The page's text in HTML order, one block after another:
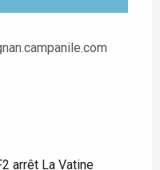
arrêt La Vatine